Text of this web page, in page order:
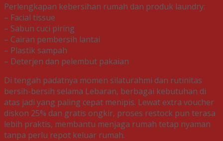
Perlengkapan kebersihan rumah dan produk laundry:
– Facial tissue
– Sabun cuci piring
– Cairan pembersih lantai
– Plastik sampah
– Deterjen dan pelembut pakaian
Di tengah padatnya momen silaturahmi dan rutinitas
bersih-bersih selama Lebaran, berbagai kebutuhan di
atas jadi yang paling cepat menipis. Lewat extra voucher
diskon 25% dan gratis ongkir, proses restock pun terasa
lebih praktis, membantu menjaga rumah tetap nyaman
tanpa perlu repot keluar rumah.